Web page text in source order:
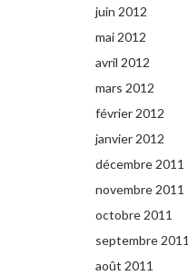
juin 2012
mai 2012
avril 2012
mars 2012
février 2012
janvier 2012
décembre 2011
novembre 2011
octobre 2011
septembre 2011
août 2011